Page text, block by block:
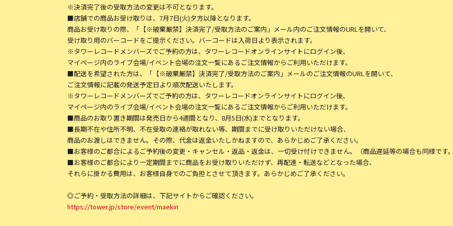
※決済完了後の受取方法の変更は不可となります。
■店舗での商品お受け取りは、7月7日(火)夕方以降となります。
商品お受け取りの際、「【※破棄厳禁】決済完了/受取方法のご案内」メール内のご注文情報のURLを開いて、
受け取り用のバーコードをご提示ください。バーコードは入荷日より表示されます。
※タワーレコードメンバーズでご予約の方は、タワーレコードオンラインサイトにログイン後、
マイページ内のライブ会場/イベント会場の注文一覧にあるご注文情報からご利用いただけます。
■配送を希望された方は、「【※破棄厳禁】決済完了/受取方法のご案内」メールのご注文情報のURLを開いて、
ご注文情報に記載の発送予定日より順次配送いたします。
※タワーレコードメンバーズでご予約の方は、タワーレコードオンラインサイトにログイン後、
マイページ内のライブ会場/イベント会場の注文一覧にあるご注文情報からご利用いただけます。
■商品のお取り置き期間は発売日から4週間となり、8月5日(水)までとなります。
■長期不在や住所不明、不在受取の連絡が取れない等、期間までに受け取りいただけない場合、
商品のお渡しはできません。その際、代金は返金いたしかねますので、あらかじめご了承ください。
■お客様のご都合によるご予約後の変更・キャンセル・返品・返金は、一切受け付けできません。（商品遅延等の場合も同様です
■お客様のご都合により一定期間までに商品をお受け取りいただけず、再配達・転送などとなった場合、
それらに掛かる費用は、お客様自身でのご負担とさせて頂きます。あらかじめご了承ください。
◎ご予約・受取方法の詳細は、下記サイトからご確認ください。
https://tower.jp/store/event/maekin